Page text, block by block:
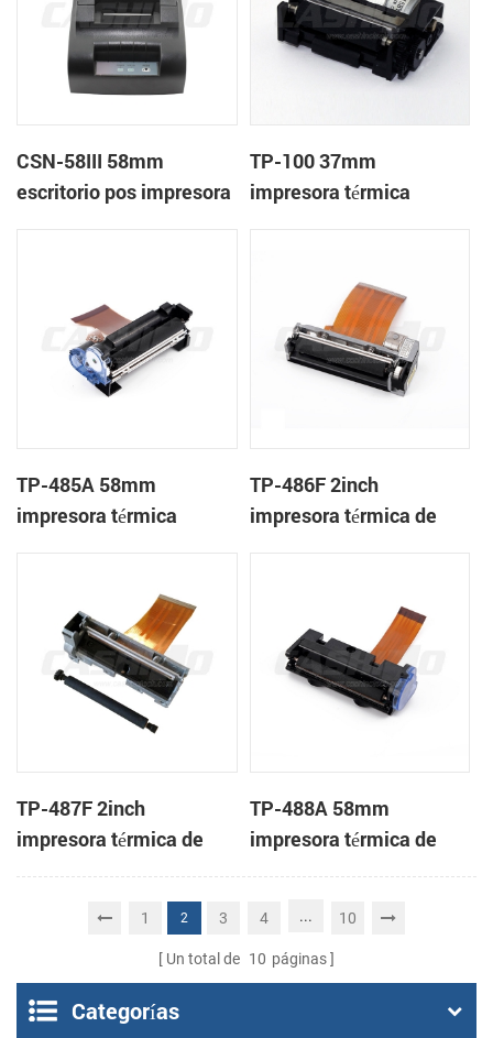
CSN-58III 58mm
escritorio pos impresora
TP-100 37mm
impresora térmica
TP-485A 58mm
impresora térmica
TP-486F 2inch
impresora térmica de
TP-487F 2inch
impresora térmica de
cabeza
TP-488A 58mm
impresora térmica de
cabeza
1 2 3 4 ... 10
Un total de 10 páginas
Categorías